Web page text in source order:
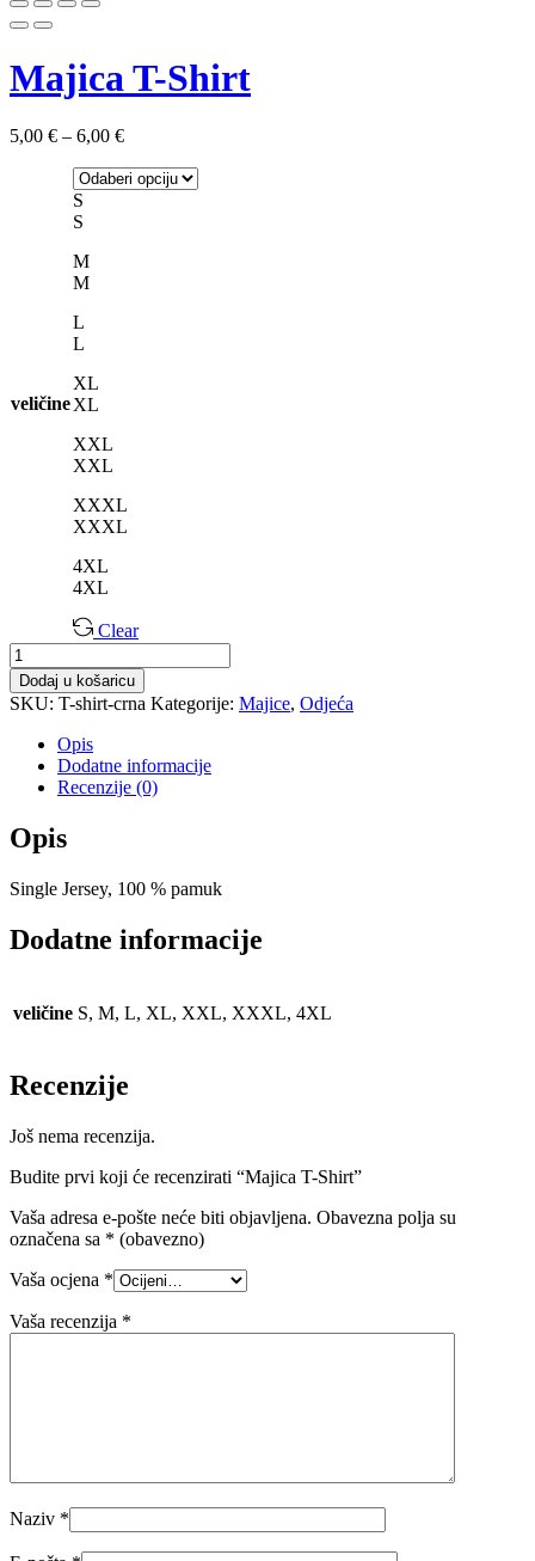
Majica T-Shirt
5,00 € – 6,00 €Raspon
od
veličine
S
S
M
M
L
L
XL
XL
XXL
XXL
XXXL
XXXL
4XL
4XL
Clear
Majica
T-
Shirt
količina
Dodaj u košaricu
SKU: T-shirt-crna Kategorije: Majice, Odjeća
Opis
Dodatne informacije
Recenzije (0)
Opis
Single Jersey, 100 % pamuk
Dodatne informacije
veličine S, M, L, XL, XXL, XXXL, 4XL
Recenzije
Još nema recenzija.
Budite prvi koji će recenzirati “Majica T-Shirt”
Vaša adresa e-pošte neće biti objavljena. Obavezna polja su
označena sa * (obavezno)
Vaša ocjena *
Vaša recenzija *
Naziv *